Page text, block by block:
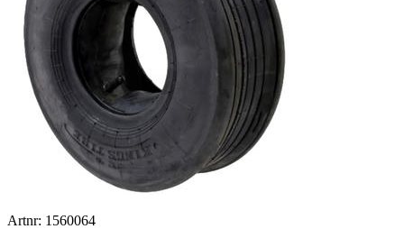
Artnr: 1560064